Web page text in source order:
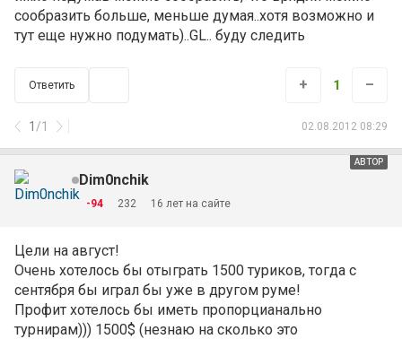
сообразить больше, меньше думая..хотя возможно и
тут еще нужно подумать)..GL.. буду следить
Ответить
1 /1 02.08.2012 08:29
+ 1 –
АВТОР
Dim0nchik
-94 232 16 лет на сайте
Цели на август!
Очень хотелось бы отыграть 1500 туриков, тогда с
сентября бы играл бы уже в другом руме!
Профит хотелось бы иметь пропорцианально
турнирам))) 1500$ (незнаю на сколько это